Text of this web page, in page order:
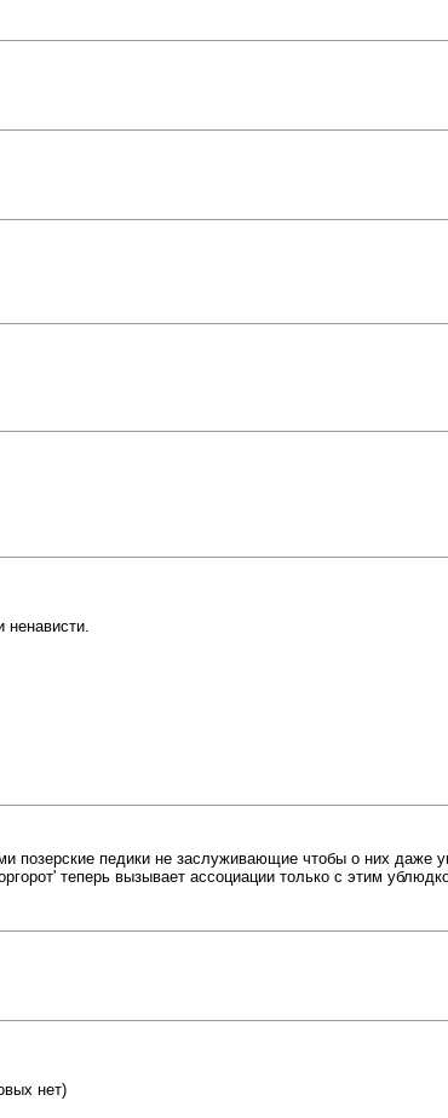
ненависти.
позерские педики не заслуживающие чтобы о них даже
теперь вызывает ассоциации только с этим
нет)